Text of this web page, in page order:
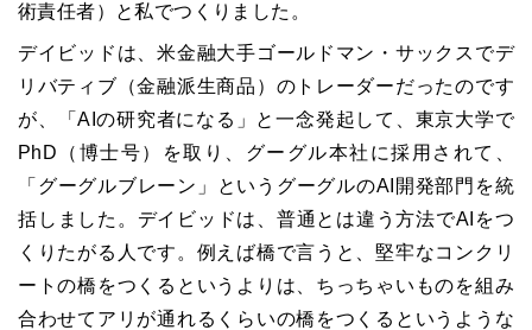
術責任者）と私でつくりました。
デイビッドは、米金融大手ゴールドマン・サックスでデ
リバティブ（金融派生商品）のトレーダーだったのです
が、「AIの研究者になる」と一念発起して、東京大学で
PhD（博士号）を取り、グーグル本社に採用されて、
「グーグルブレーン」というグーグルのAI開発部門を統
括しました。デイビッドは、普通とは違う方法でAIをつ
くりたがる人です。例えば橋で言うと、堅牢なコンクリ
ートの橋をつくるというよりは、ちっちゃいものを組み
合わせてアリが通れるくらいの橋をつくるというような